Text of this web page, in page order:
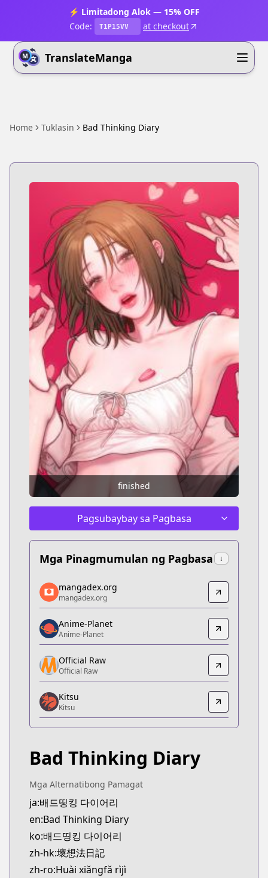
⚡ Limitadong Alok — 15% OFF
Code:
T1P15VV at checkout
TranslateManga
Home Tuklasin Bad Thinking Diary
finished
Pagsubaybay sa Pagbasa
Mga Pinagmumulan ng Pagbasa ↓
mangadex.org
mangadex.org
https://mangadex.org/title/3ed82c63-c018-4f6a-
Anime-Planet
Anime-Planet
https://www.anime-planet.com/manga/bad-
Official Raw
Official Raw
https://www.lezhin.com/ko/comic/
Kitsu
Kitsu
MangaUpdates
https://www.mangaupdates.com/
Official English
Official English
https://www.lezhinus.com/en/library/comic/en-
Boomtoon
Boomtoon
https://www.boomtoon.com/detail/badthinking
mangadex.org
mangadex.org
Anime-Planet
Anime-Planet
Official Raw
Official Raw
Kitsu
Kitsu
Bad Thinking Diary
Mga Alternatibong Pamagat
ja:배드띵킹 다이어리
en:Bad Thinking Diary
ko:배드띵킹 다이어리
zh-hk:壞想法日記
zh-ro:Huài xiǎngfǎ rìjì